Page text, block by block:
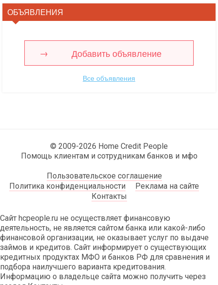
ОБЪЯВЛЕНИЯ
Добавить объявление
Все объявления
© 2009-2026 Home Credit People
Помощь клиентам и сотрудникам банков и мфо
Пользовательское соглашение
Политика конфиденциальности
Реклама на сайте
Контакты
Сайт hcpeople.ru не осуществляет финансовую
деятельность, не является сайтом банка или какой-либо
финансовой организации, не оказывает услуг по выдаче
займов и кредитов. Сайт информирует о существующих
кредитных продуктах МФО и банков РФ для сравнения и
подбора наилучшего варианта кредитования.
Информацию о владельце сайта можно получить через